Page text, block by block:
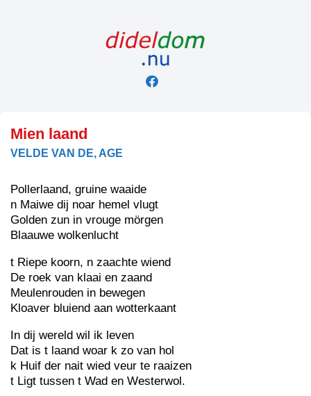
Mien laand
VELDE VAN DE, AGE
Pollerlaand, gruine waaide
n Maiwe dij noar hemel vlugt
Golden zun in vrouge mörgen
Blaauwe wolkenlucht
t Riepe koorn, n zaachte wiend
De roek van klaai en zaand
Meulenrouden in bewegen
Kloaver bluiend aan wotterkaant
In dij wereld wil ik leven
Dat is t laand woar k zo van hol
k Huif der nait wied veur te raaizen
t Ligt tussen t Wad en Westerwol.